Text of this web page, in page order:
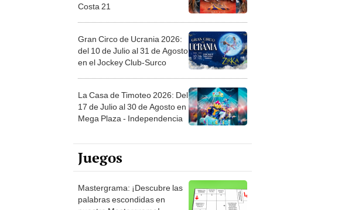
Costa 21
Gran Circo de Ucrania 2026:
del 10 de Julio al 31 de Agosto
en el Jockey Club-Surco
La Casa de Timoteo 2026: Del
17 de Julio al 30 de Agosto en
Mega Plaza - Independencia
Juegos
Mastergrama: ¡Descubre las
palabras escondidas en